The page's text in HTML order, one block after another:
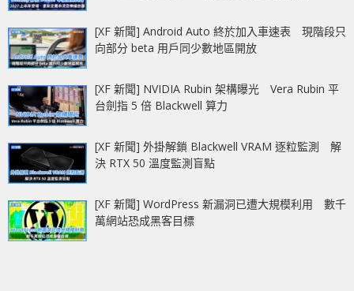
[XF 新聞] Android Auto 終於加入車速表 現階段只
向部分 beta 用戶同少數地區開放
[XF 新聞] NVIDIA Rubin 架構曝光 Vera Rubin 平
台劍指 5 倍 Blackwell 算力
[XF 新聞] 外掛解鎖 Blackwell VRAM 逐粒監測 解
決 RTX 50 溫度監測盲點
[XF 新聞] WordPress 新漏洞已遭大規模利用 數千
萬網站恐成黑客目標